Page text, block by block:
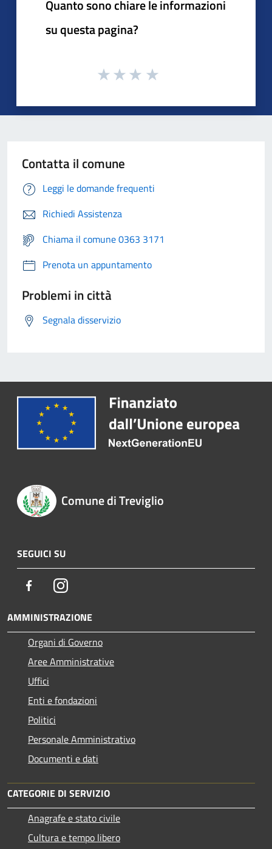
Quanto sono chiare le informazioni
su questa pagina?
Contatta il comune
Leggi le domande frequenti
Richiedi Assistenza
Chiama il comune 0363 3171
Prenota un appuntamento
Problemi in città
Segnala disservizio
Comune di Treviglio
SEGUICI SU
FacebookInstagram
AMMINISTRAZIONE
Organi di Governo
Aree Amministrative
Uffici
Enti e fondazioni
Politici
Personale Amministrativo
Documenti e dati
CATEGORIE DI SERVIZIO
Anagrafe e stato civile
Cultura e tempo libero